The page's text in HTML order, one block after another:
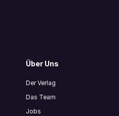
Über Uns
Der Verlag
Das Team
Jobs